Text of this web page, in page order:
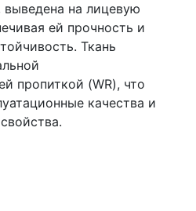
выведена на лицевую
ей прочность и
Ткань
пропиткой (WR), что
качества и